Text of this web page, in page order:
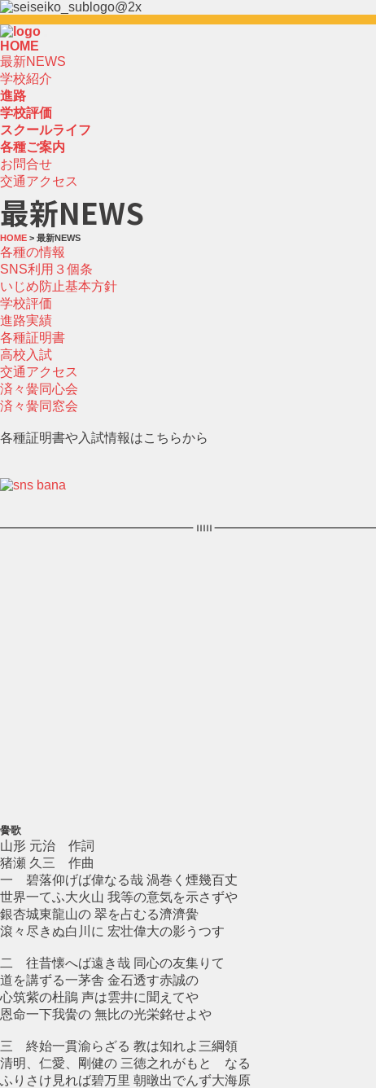
HOME
最新NEWS
学校紹介
進路
学校評価
スクールライフ
各種ご案内
お問合せ
交通アクセス
最新NEWS
HOME > 最新NEWS
各種の情報
SNS利用３個条
いじめ防止基本方針
学校評価
進路実績
各種証明書
高校入試
交通アクセス
済々黌同心会
済々黌同窓会
各種証明書や入試情報はこちらから
黌歌
山形 元治 作詞
猪瀬 久三 作曲
一 碧落仰げば偉なる哉 渦巻く煙幾百丈
世界一てふ大火山 我等の意気を示さずや
銀杏城東龍山の 翠を占むる濟濟黌
滾々尽きぬ白川に 宏壮偉大の影うつす
二 往昔懐へば遠き哉 同心の友集りて
道を講ずる一茅舎 金石透す赤誠の
心筑紫の杜鵑 声は雲井に聞えてや
恩命一下我黌の 無比の光栄銘せよや
三 終始一貫渝らざる 教は知れよ三綱領
清明、仁愛、剛健の 三徳之れがもとゝなる
ふりさけ見れば碧万里 朝暾出でんず大海原